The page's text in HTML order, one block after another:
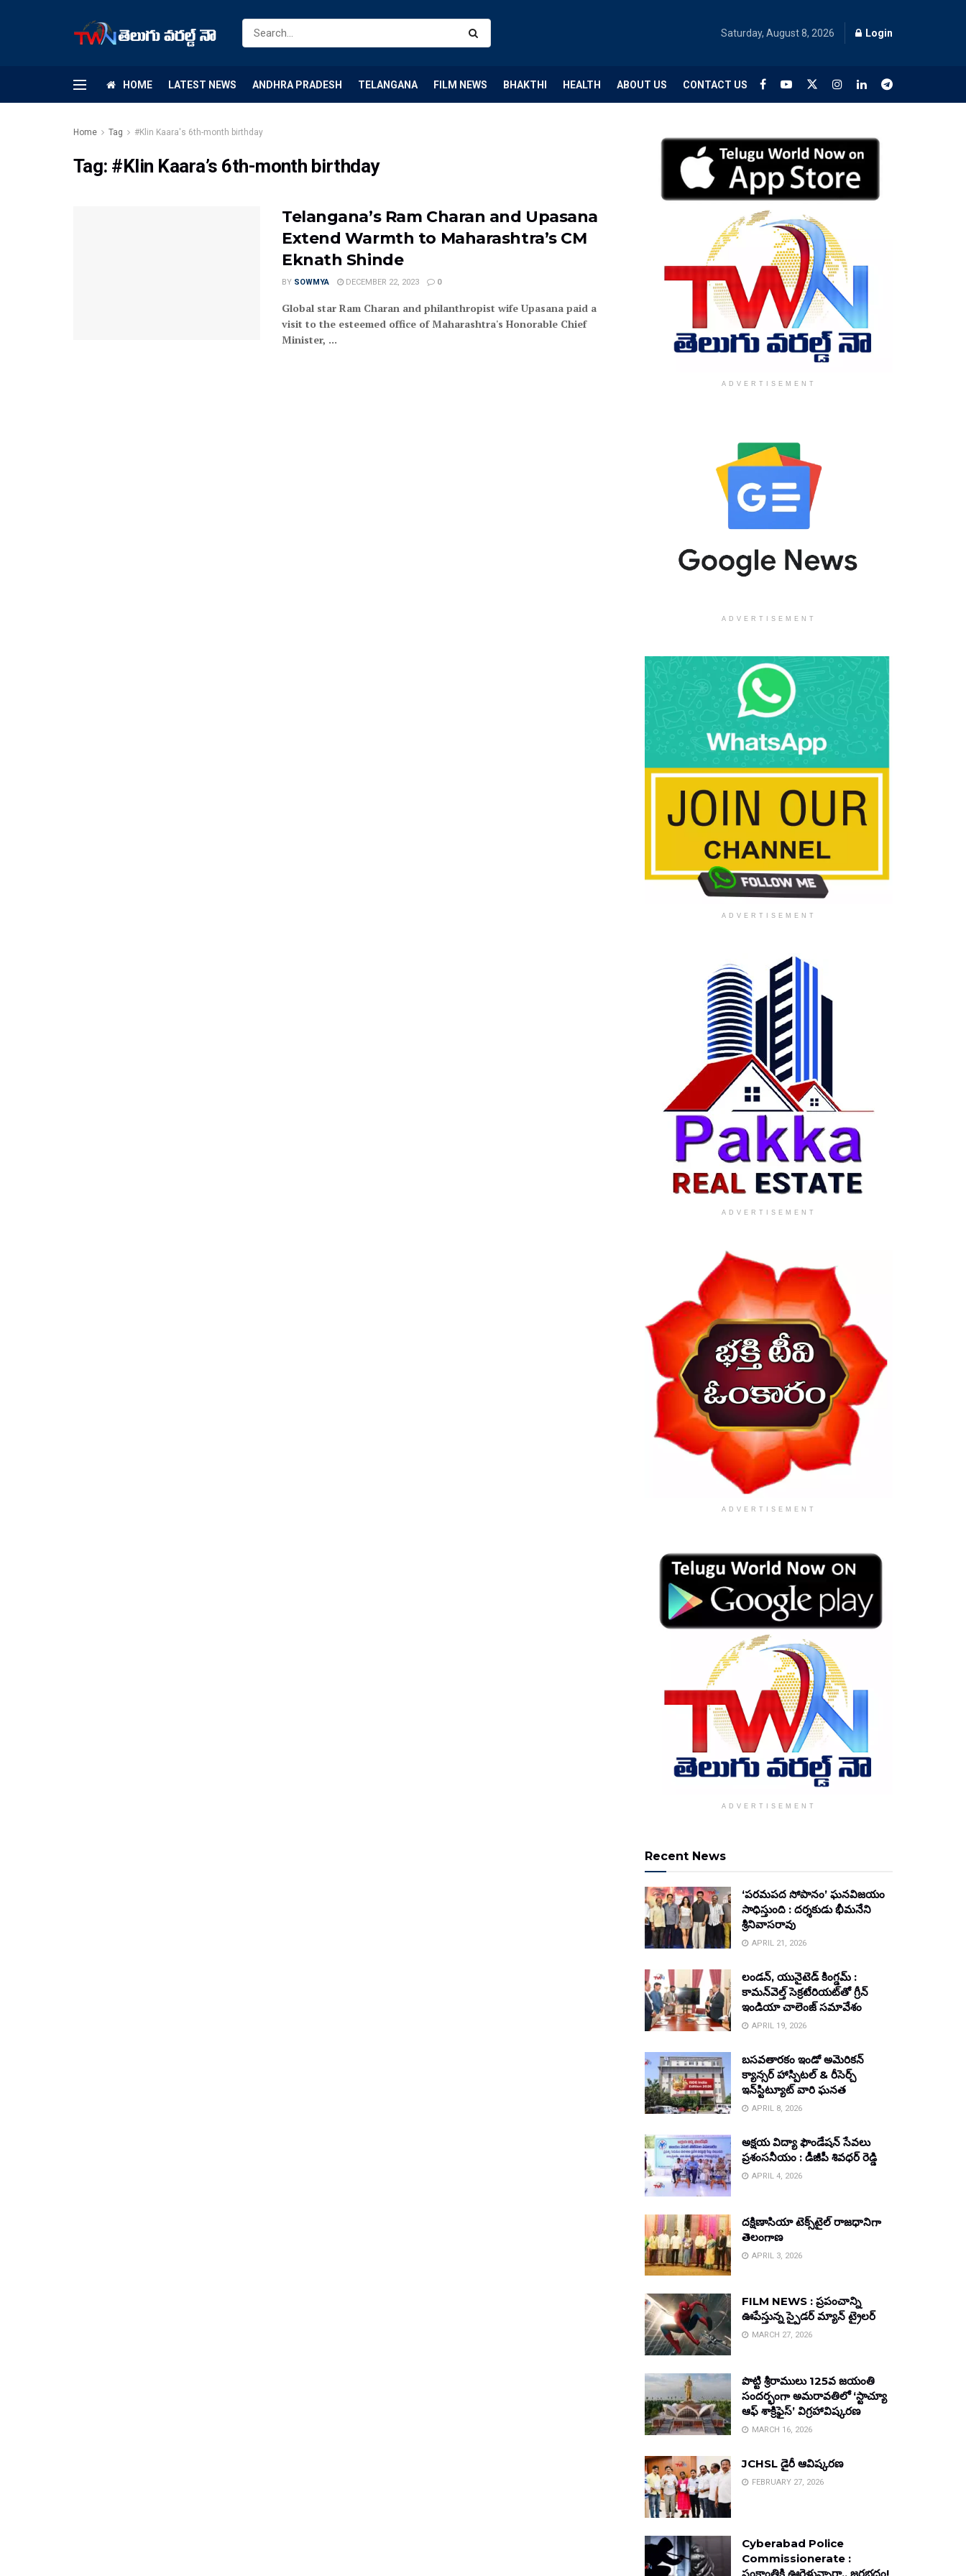
Saturday, August 8, 2026 Login
HOME LATEST NEWS ANDHRA PRADESH TELANGANA FILM NEWS BHAKTHI HEALTH ABOUT US CONTACT US
Home Tag #Klin Kaara's 6th-month birthday
Tag: #Klin Kaara’s 6th-month birthday
Telangana’s Ram Charan and Upasana
Extend Warmth to Maharashtra’s CM
Eknath Shinde
BY SOWMYA DECEMBER 22, 2023 0
Global star Ram Charan and philanthropist wife Upasana paid a
visit to the esteemed office of Maharashtra's Honorable Chief
Minister, ...
ADVERTISEMENT
ADVERTISEMENT
ADVERTISEMENT
ADVERTISEMENT
ADVERTISEMENT
ADVERTISEMENT
Recent News
‘పరమపద సోపానం’ ఘనవిజయం
సాధిస్తుంది : దర్శకుడు భీమనేని
శ్రీనివాసరావు
APRIL 21, 2026
లండన్, యునైటెడ్ కింగ్డమ్ :
కామన్‌వెల్త్ సెక్రటేరియట్‌తో గ్రీన్
ఇండియా చాలెంజ్ సమావేశం
APRIL 19, 2026
బసవతారకం ఇండో అమెరికన్
క్యాన్సర్ హాస్పిటల్ & రీసెర్చ్
ఇన్‌స్టిట్యూట్ వారి ఘనత
APRIL 8, 2026
అక్షయ విద్యా ఫౌండేషన్ సేవలు
ప్రశంసనీయం : డీజీపీ శివధర్ రెడ్డి
APRIL 4, 2026
దక్షిణాసియా టెక్స్‌టైల్ రాజధానిగా
తెలంగాణ
APRIL 3, 2026
FILM NEWS : ప్రపంచాన్ని
ఊపేస్తున్న స్పైడర్ మ్యాన్ ట్రైలర్
MARCH 27, 2026
పొట్టి శ్రీరాములు 125వ జయంతి
సందర్భంగా అమరావతిలో ‘స్టాచ్యూ
ఆఫ్ శాక్రిఫైస్’ విగ్రహావిష్కరణ
MARCH 16, 2026
JCHSL డైరీ ఆవిష్కరణ
FEBRUARY 27, 2026
Cyberabad Police
Commissionerate :